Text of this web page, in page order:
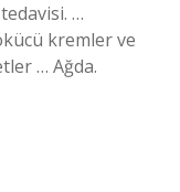
…
kremler ve
… Ağda.